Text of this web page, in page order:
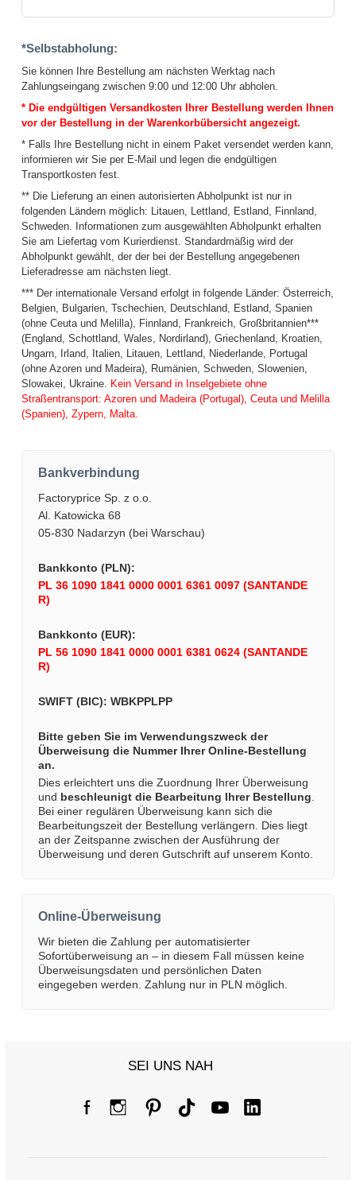
*Selbstabholung:
Sie können Ihre Bestellung am nächsten Werktag nach
Zahlungseingang zwischen 9:00 und 12:00 Uhr abholen.
* Die endgültigen Versandkosten Ihrer Bestellung werden Ihnen
vor der Bestellung in der Warenkorbübersicht angezeigt.
* Falls Ihre Bestellung nicht in einem Paket versendet werden kann,
informieren wir Sie per E-Mail und legen die endgültigen
Transportkosten fest.
** Die Lieferung an einen autorisierten Abholpunkt ist nur in
folgenden Ländern möglich: Litauen, Lettland, Estland, Finnland,
Schweden. Informationen zum ausgewählten Abholpunkt erhalten
Sie am Liefertag vom Kurierdienst. Standardmäßig wird der
Abholpunkt gewählt, der der bei der Bestellung angegebenen
Lieferadresse am nächsten liegt.
*** Der internationale Versand erfolgt in folgende Länder: Österreich,
Belgien, Bulgarien, Tschechien, Deutschland, Estland, Spanien
(ohne Ceuta und Melilla), Finnland, Frankreich, Großbritannien***
(England, Schottland, Wales, Nordirland), Griechenland, Kroatien,
Ungarn, Irland, Italien, Litauen, Lettland, Niederlande, Portugal
(ohne Azoren und Madeira), Rumänien, Schweden, Slowenien,
Slowakei, Ukraine. Kein Versand in Inselgebiete ohne
Straßentransport: Azoren und Madeira (Portugal), Ceuta und Melilla
(Spanien), Zypern, Malta.
Bankverbindung
Factoryprice Sp. z o.o.
Al. Katowicka 68
05-830 Nadarzyn (bei Warschau)
Bankkonto (PLN):
PL 36 1090 1841 0000 0001 6361 0097 (SANTANDE
R)
Bankkonto (EUR):
PL 56 1090 1841 0000 0001 6381 0624 (SANTANDE
R)
SWIFT (BIC): WBKPPLPP
Bitte geben Sie im Verwendungszweck der
Überweisung die Nummer Ihrer Online-Bestellung
an.
Dies erleichtert uns die Zuordnung Ihrer Überweisung
und beschleunigt die Bearbeitung Ihrer Bestellung
Bei einer regulären Überweisung kann sich die
Bearbeitungszeit der Bestellung verlängern. Dies liegt
an der Zeitspanne zwischen der Ausführung der
Überweisung und deren Gutschrift auf unserem Konto.
Online-Überweisung
Wir bieten die Zahlung per automatisierter
Sofortüberweisung an – in diesem Fall müssen keine
Überweisungsdaten und persönlichen Daten
eingegeben werden. Zahlung nur in PLN möglich.
SEI UNS NAH